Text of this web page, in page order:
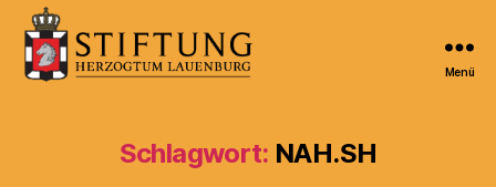
Menü
Schlagwort: NAH.SH